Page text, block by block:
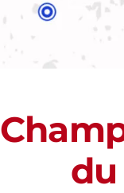
du